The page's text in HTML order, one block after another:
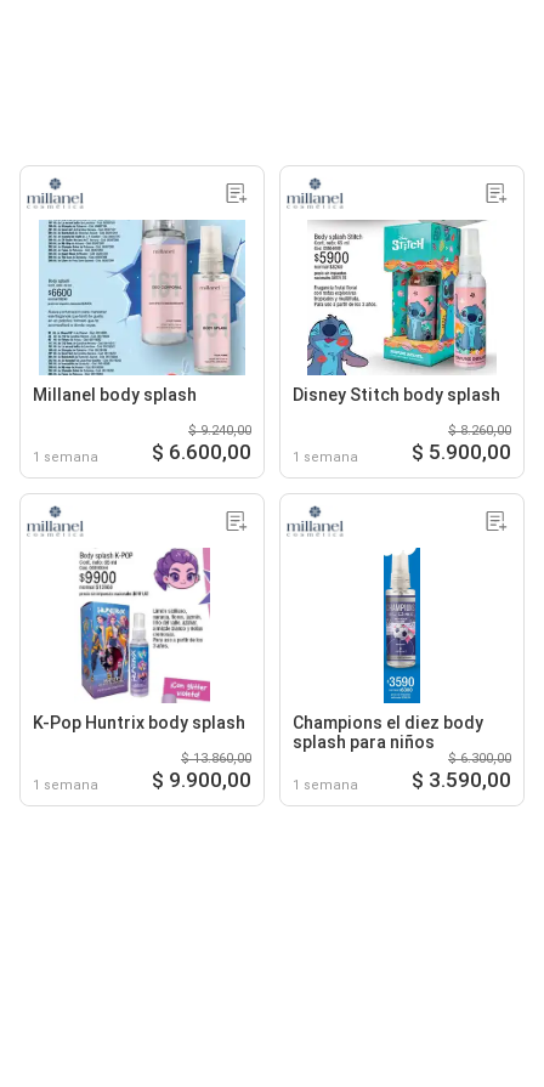
Millanel body splash
1 semana
$ 9.240,00
$ 6.600,00
Disney Stitch body splash
1 semana
$ 8.260,00
$ 5.900,00
K-Pop Huntrix body splash
1 semana
$ 13.860,00
$ 9.900,00
Champions el diez body
splash para niños
1 semana
$ 6.300,00
$ 3.590,00